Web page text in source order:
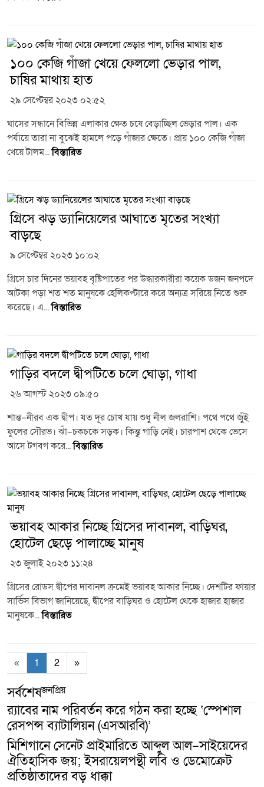
১০০ কেজি গাঁজা খেয়ে ফেললো ভেড়ার পাল,
চাষির মাথায় হাত
২৯ সেপ্টেম্বর ২০২৩ ০২:৫২
ঘাসের সন্ধানে বিভিন্ন এলাকার ক্ষেত চষে বেড়াচ্ছিল ভেড়ার পাল। এক
পর্যায়ে তারা না বুঝেই হামলে পড়ে গাঁজার ক্ষেতে। প্রায় ১০০ কেজি গাঁজা
খেয়ে টালম...বিস্তারিত
গ্রিসে ঝড় ড্যানিয়েলের আঘাতে মৃতের সংখ্যা
বাড়ছে
৯ সেপ্টেম্বর ২০২৩ ১০:০২
গ্রিসে চার দিনের ভয়াবহ বৃষ্টিপাতের পর উদ্ধারকারীরা কয়েক ডজন জনপদে
আটকা পড়া শত শত মানুষকে হেলিকপ্টারে করে অন্যত্র সরিয়ে নিতে শুরু
করেছে। এ...বিস্তারিত
গাড়ির বদলে দ্বীপটিতে চলে ঘোড়া, গাধা
২৬ আগস্ট ২০২৩ ০৯:৫০
শান্ত–নীরব এক দ্বীপ। যত দূর চোখ যায় শুধু নীল জলরাশি। পথে পথে জুঁই
ফুলের সৌরভ। ঝাঁ–চকচকে সড়ক। কিন্তু গাড়ি নেই। চারপাশ থেকে ভেসে
আসে টগবগ করে...বিস্তারিত
ভয়াবহ আকার নিচ্ছে গ্রিসের দাবানল, বাড়িঘর,
হোটেল ছেড়ে পালাচ্ছে মানুষ
২৩ জুলাই ২০২৩ ১১:২৪
গ্রিসের রোডস দ্বীপের দাবানল ক্রমেই ভয়াবহ আকার নিচ্ছে। দেশটির ফায়ার
সার্ভিস বিভাগ জানিয়েছে, দ্বীপের বাড়িঘর ও হোটেল থেকে হাজার হাজার
মানুষকে...বিস্তারিত
« 1 2 »
সর্বশেষজনপ্রিয়
র‍্যাবের নাম পরিবর্তন করে গঠন করা হচ্ছে ‘স্পেশাল
রেসপন্স ব্যাটালিয়ন (এসআরবি)’
মিশিগানে সেনেট প্রাইমারিতে আব্দুল আল–সাইয়েদের
ঐতিহাসিক জয়; ইসরায়েলপন্থী লবি ও ডেমোক্রেট
প্রতিষ্ঠাতাদের বড় ধাক্কা